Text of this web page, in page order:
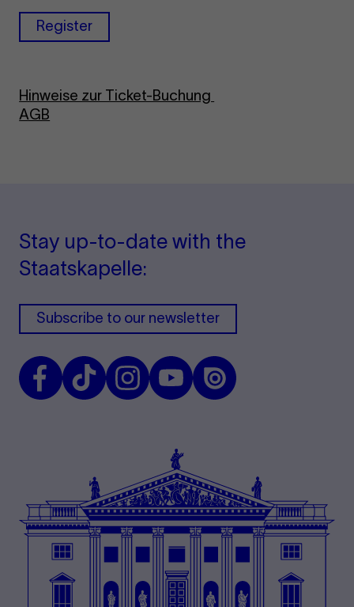
Register
Hinweise zur Ticket-Buchung
AGB
Stay up-to-date with the
Staatskapelle:
Subscribe to our newsletter
FacebookTikTok InstagramYoutubeIssuu